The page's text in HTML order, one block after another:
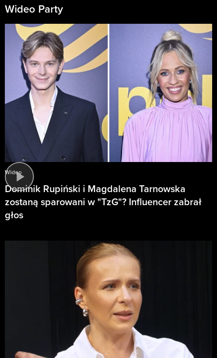
Wideo Party
Wideo
Dominik Rupiński i Magdalena Tarnowska
zostaną sparowani w "TzG"? Influencer zabrał
głos